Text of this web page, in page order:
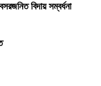
বিদায় সম্বর্ধনা